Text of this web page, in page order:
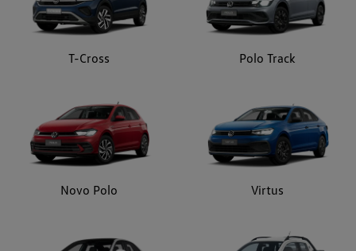
T-Cross Polo Track
Novo Polo Virtus